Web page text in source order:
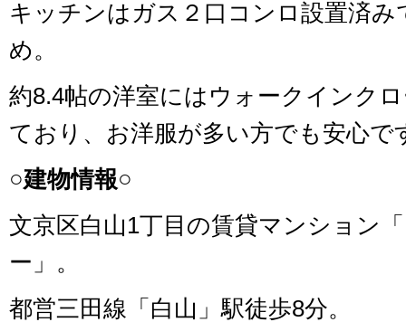
キッチンはガス２口コンロ設置済み
め。
約8.4帖の洋室にはウォークインク
ており、お洋服が多い方でも安心で
○建物情報○
文京区白山1丁目の賃貸マンション
ー」。
都営三田線「白山」駅徒歩8分。